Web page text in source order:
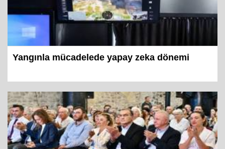
Yangınla mücadelede yapay zeka dönemi